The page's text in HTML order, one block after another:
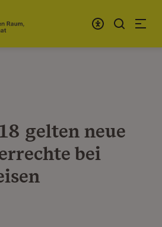
gelten neue
bei